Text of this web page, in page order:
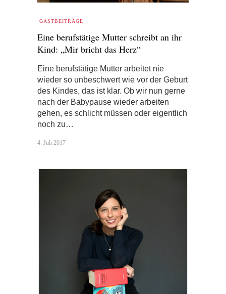
GASTBEITRÄGE
Eine berufstätige Mutter schreibt an ihr
Kind: „Mir bricht das Herz“
Eine berufstätige Mutter arbeitet nie
wieder so unbeschwert wie vor der Geburt
des Kindes, das ist klar. Ob wir nun gerne
nach der Babypause wieder arbeiten
gehen, es schlicht müssen oder eigentlich
noch zu…
4. Juli 2017